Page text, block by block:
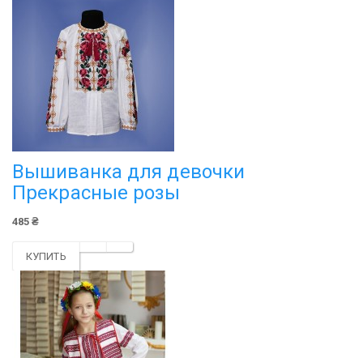
Вышиванка для девочки
Прекрасные розы
485 ₴
КУПИТЬ